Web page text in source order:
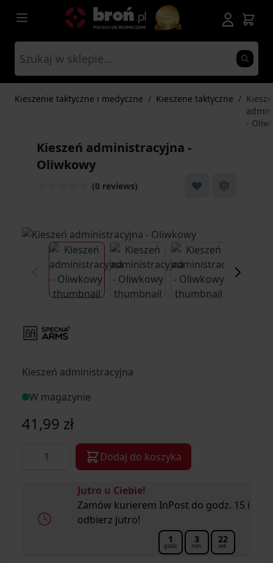
Przejdź do treści
Kieszenie taktyczne i medyczne / Kieszene taktyczne /
-
Kieszeń administracyjna -
Oliwkowy
(0 reviews)
View larger imageView larger imageView larger
Kieszeń administracyjna
W magazynie
41,99 zł
Dodaj do koszyka
Jutro u Ciebie!
Zamów kurierem InPost do godz. 15 i
odbierz jutro!
22
sek.
3
min.
1
godz.